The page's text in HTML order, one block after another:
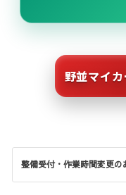
野並マイ
整備受付・作業時間変更の